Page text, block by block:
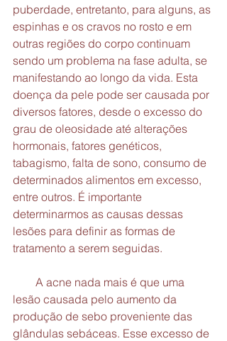
puberdade, entretanto, para alguns, as
espinhas e os cravos no rosto e em
outras regiões do corpo continuam
sendo um problema na fase adulta, se
manifestando ao longo da vida. Esta
doença da pele pode ser causada por
diversos fatores, desde o excesso do
grau de oleosidade até alterações
hormonais, fatores genéticos,
tabagismo, falta de sono, consumo de
determinados alimentos em excesso,
entre outros. É importante
determinarmos as causas dessas
lesões para definir as formas de
tratamento a serem seguidas.
lesão causada pelo aumento da
produção de sebo proveniente das
glândulas sebáceas. Esse excesso de